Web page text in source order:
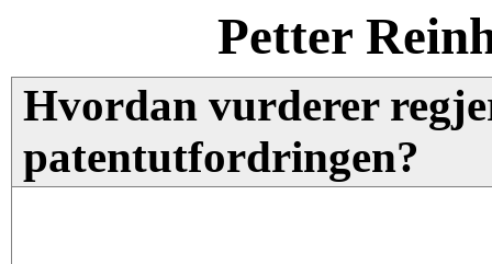
Petter
Hvordan vurderer
patentutfordringen?